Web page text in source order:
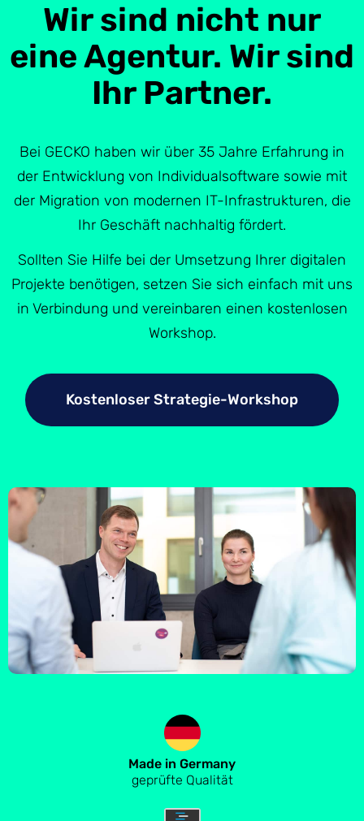
Wir sind nicht nur
eine Agentur. Wir sind
Ihr Partner.
Bei GECKO haben wir über 35 Jahre Erfahrung in
der Entwicklung von Individualsoftware sowie mit
der Migration von modernen IT-Infrastrukturen, die
Ihr Geschäft nachhaltig fördert.
Sollten Sie Hilfe bei der Umsetzung Ihrer digitalen
Projekte benötigen, setzen Sie sich einfach mit uns
in Verbindung und vereinbaren einen kostenlosen
Workshop.
Kostenloser Strategie-Workshop
Made in Germany
geprüfte Qualität